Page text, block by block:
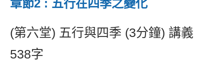
章節2 : 五行在四季之變化
(第六堂) 五行與四季 (3分鐘) 講義
538字